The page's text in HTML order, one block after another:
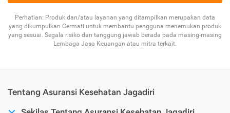
Perhatian: Produk dan/atau layanan yang ditampilkan merupakan data
yang dikumpulkan Cermati untuk membantu pengguna menemukan produk
yang sesuai. Segala risiko dan tanggung jawab berada pada masing-masing
Lembaga Jasa Keuangan atau mitra terkait.
Tentang Asuransi Kesehatan Jagadiri